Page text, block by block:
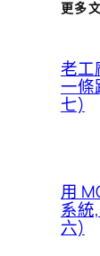
更多
老工
一條
七)
用
系統
六)